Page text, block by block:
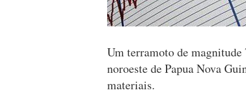
Um terramoto de
noroeste de Papua Nova
materiais.